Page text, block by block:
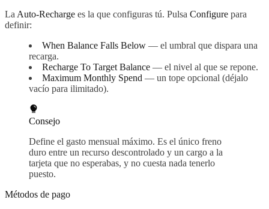
La Auto-Recharge es la que configuras tú. Pulsa Configure para
definir:
When Balance Falls Below — el umbral que dispara una
recarga.
Recharge To Target Balance — el nivel al que se repone.
Maximum Monthly Spend — un tope opcional (déjalo
vacío para ilimitado).
Consejo
Define el gasto mensual máximo. Es el único freno
duro entre un recurso descontrolado y un cargo a la
tarjeta que no esperabas, y no cuesta nada tenerlo
puesto.
Métodos de pago